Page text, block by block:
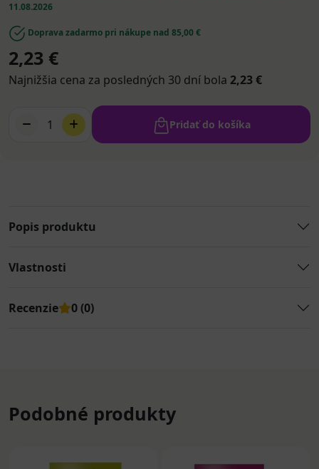
11.08.2026
Doprava zadarmo pri nákupe nad 85,00 €
2,23 €
Najnižšia cena za posledných 30 dní bola 2,23 €
1 Pridať do košíka
Popis produktu
Vlastnosti
Recenzie 0 (0)
Podobné produkty